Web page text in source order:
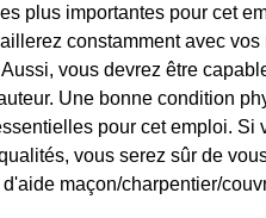
plus importantes pour cet
constamment avec
vous devrez être
Une bonne condition
pour cet emploi. Si
vous serez sûr de
maçon/charpentier/